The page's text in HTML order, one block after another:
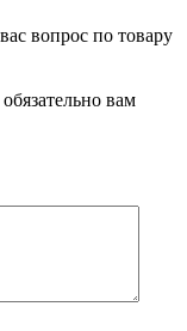
вопрос по товару
вам